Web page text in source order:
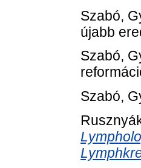
Szabó,
újabb
Szabó,
Szabó,